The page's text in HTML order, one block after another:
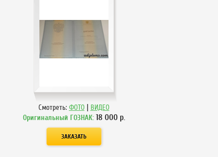
Смотреть: ФОТО | ВИДЕО
Оригинальный ГОЗНАК: 18 000р.